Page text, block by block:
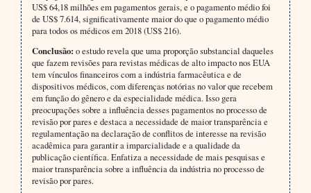
US$ 64,18 milhões em pagamentos gerais, e o pagamento médio foi
de US$ 7.614, significativamente maior do que o pagamento médio
para todos os médicos em 2018 (US$ 216).
Conclusão: o estudo revela que uma proporção substancial daqueles
que fazem revisões para revistas médicas de alto impacto nos EUA
tem vínculos financeiros com a indústria farmacêutica e de
dispositivos médicos, com diferenças notórias no valor que recebem
em função do gênero e da especialidade médica. Isso gera
preocupações sobre a influência desses pagamentos no processo de
revisão por pares e destaca a necessidade de maior transparência e
regulamentação na declaração de conflitos de interesse na revisão
acadêmica para garantir a imparcialidade e a qualidade da
publicação científica. Enfatiza a necessidade de mais pesquisas e
maior transparência sobre a influência da indústria no processo de
revisão por pares.